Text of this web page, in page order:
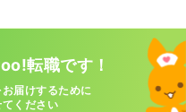
転職です！
届けするために
ください